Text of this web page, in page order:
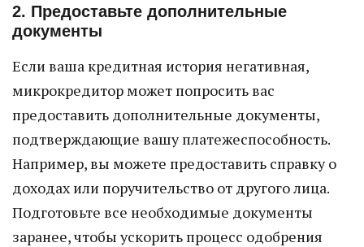
2. Предоставьте дополнительные
документы
Если ваша кредитная история негативная,
микрокредитор может попросить вас
предоставить дополнительные документы,
подтверждающие вашу платежеспособность.
Например, вы можете предоставить справку о
доходах или поручительство от другого лица.
Подготовьте все необходимые документы
заранее, чтобы ускорить процесс одобрения